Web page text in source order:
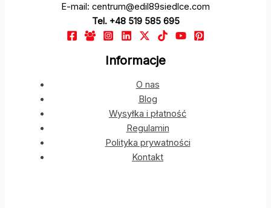
E-mail: centrum@edil89siedlce.com
Tel. +48 519 585 695
Informacje
O nas
Blog
Wysyłka i płatność
Regulamin
Polityka prywatności
Kontakt